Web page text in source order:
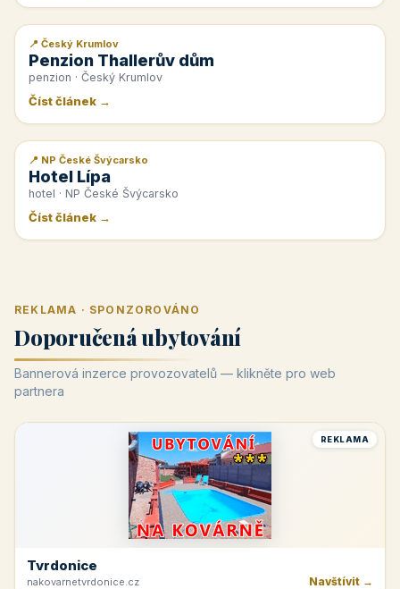
📰 PR článek
📍 Český Krumlov
Penzion Thallerův dům
penzion · Český Krumlov
Číst článek →
📰 PR článek
📍 NP České Švýcarsko
Hotel Lípa
hotel · NP České Švýcarsko
Číst článek →
REKLAMA · SPONZOROVÁNO
Doporučená ubytování
Bannerová inzerce provozovatelů — klikněte pro web
partnera
REKLAMA
Tvrdonice
nakovarnetvrdonice.cz Navštívit →